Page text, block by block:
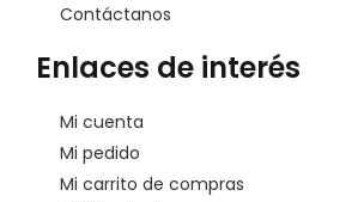
Contáctanos
Enlaces de interés
Mi cuenta
Mi pedido
Mi carrito de compras